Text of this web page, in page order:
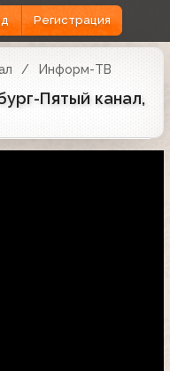
Регистрация
Информ-ТВ
Пятый канал,